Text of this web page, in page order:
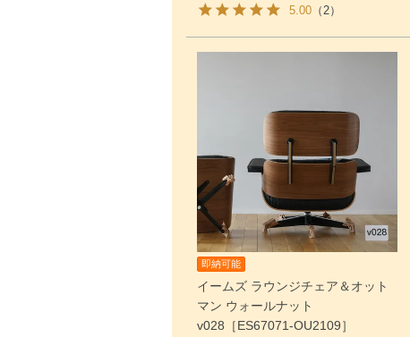
5.00（2）
即納可能
イームズ ラウンジチェア＆オット
マン ウォールナット
v028［ES67071-OU2109］